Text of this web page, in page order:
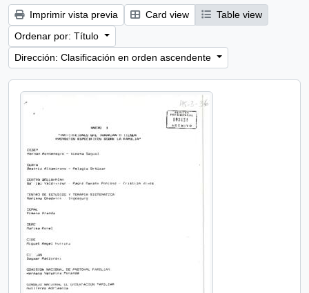
Imprimir vista previa Card view
Table view
Ordenar por: Título
Dirección: Clasificación en orden ascendente